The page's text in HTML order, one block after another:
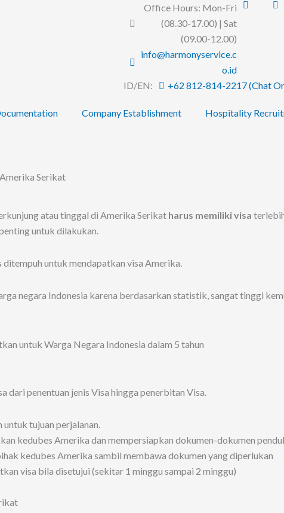
Office Hours: Mon-Fri
(08.30-17.00) | Sat
(09.00-12.00)
info@harmonyservice.c
o.id
ID/EN: +62 812-814-2217 (Chat
Company Establishment Hospitality
Serikat
atau tinggal di Amerika Serikat harus memiliki visa
untuk dilakukan.
untuk mendapatkan visa Amerika.
negara Indonesia karena berdasarkan statistik, sangat tinggi
dari penentuan jenis Visa hingga penerbitan Visa.
untuk tujuan perjalanan.
kedubes Amerika dan mempersiapkan dokumen-dokumen
kedubes Amerika sambil membawa dokumen yang diperlukan
visa bila disetujui (sekitar 1 minggu sampai 2 minggu)